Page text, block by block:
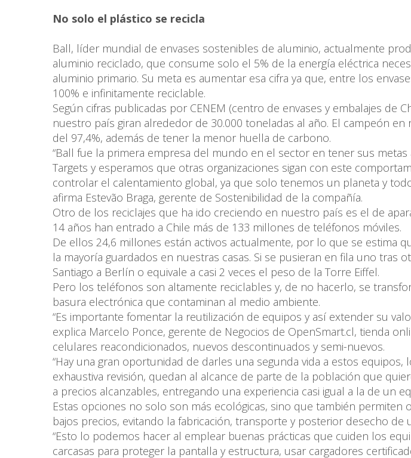
No solo el plástico se recicla
Ball, líder mundial de envases sostenibles de aluminio, actualmente
aluminio reciclado, que consume solo el 5% de la energía eléctrica
aluminio primario. Su meta es aumentar esa cifra ya que, entre los
100% e infinitamente reciclable.
Según cifras publicadas por CENEM (centro de envases y embalajes de
nuestro país giran alrededor de 30.000 toneladas al año. El campeón en
del 97,4%, además de tener la menor huella de carbono.
“Ball fue la primera empresa del mundo en el sector en tener sus metas
Targets y esperamos que otras organizaciones sigan con este
controlar el calentamiento global, ya que solo tenemos un planeta y
afirma Estevão Braga, gerente de Sostenibilidad de la compañía.
Otro de los reciclajes que ha ido creciendo en nuestro país es el de
14 años han entrado a Chile más de 133 millones de teléfonos móviles.
De ellos 24,6 millones están activos actualmente, por lo que se estima
la mayoría guardados en nuestras casas. Si se pusieran en fila uno tras
Santiago a Berlín o equivale a casi 2 veces el peso de la Torre Eiffel.
Pero los teléfonos son altamente reciclables y, de no hacerlo, se
basura electrónica que contaminan al medio ambiente.
“Es importante fomentar la reutilización de equipos y así extender su
explica Marcelo Ponce, gerente de Negocios de OpenSmart.cl, tienda
celulares reacondicionados, nuevos descontinuados y semi-nuevos.
“Hay una gran oportunidad de darles una segunda vida a estos
exhaustiva revisión, quedan al alcance de parte de la población que
a precios alcanzables, entregando una experiencia casi igual a la de un
Estas opciones no solo son más ecológicas, sino que también
bajos precios, evitando la fabricación, transporte y posterior desecho de
“Esto lo podemos hacer al emplear buenas prácticas que cuiden los
carcasas para proteger la pantalla y estructura, usar cargadores